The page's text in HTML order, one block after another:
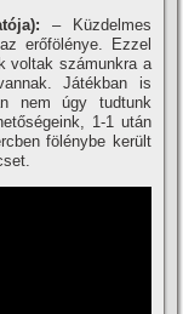
– Küzdelmes
erőfölénye. Ezzel
voltak számunkra a
Játékban is
nem úgy tudtunk
1-1 után
fölénybe került